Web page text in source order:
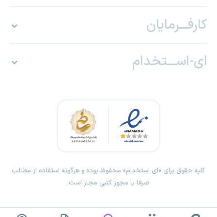
کارفـــرمایان
ای-اســـتخدام
کلیه حقوق برای «ای استخدام» محفوظ بوده و هرگونه استفاده از مطالب
صرفا با مجوز کتبی مجاز است.